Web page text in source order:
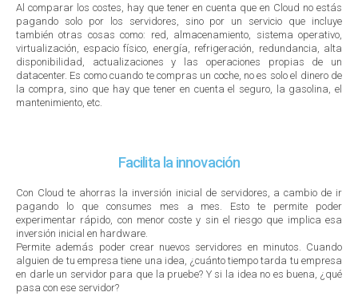
Al comparar los costes, hay que tener en cuenta que en Cloud no estás
pagando solo por los servidores, sino por un servicio que incluye
también otras cosas como: red, almacenamiento, sistema operativo,
virtualización, espacio físico, energía, refrigeración, redundancia, alta
disponibilidad, actualizaciones y las operaciones propias de un
datacenter. Es como cuando te compras un coche, no es solo el dinero de
la compra, sino que hay que tener en cuenta el seguro, la gasolina, el
mantenimiento, etc.
Facilita la innovación
Con Cloud te ahorras la inversión inicial de servidores, a cambio de ir
pagando lo que consumes mes a mes. Esto te permite poder
experimentar rápido, con menor coste y sin el riesgo que implica esa
inversión inicial en hardware.
Permite además poder crear nuevos servidores en minutos. Cuando
alguien de tu empresa tiene una idea, ¿cuánto tiempo tarda tu empresa
en darle un servidor para que la pruebe? Y si la idea no es buena, ¿qué
pasa con ese servidor?